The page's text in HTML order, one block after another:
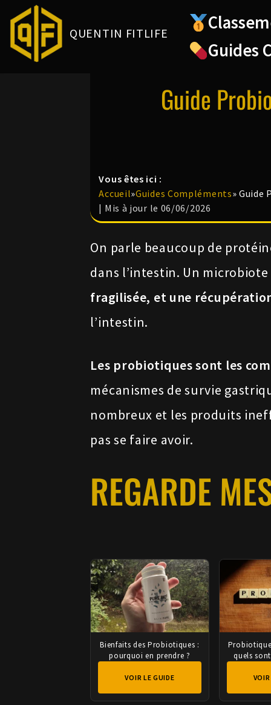
Aller
QUENTIN FITLIFE
Guides
Guide
Vous êtes ici :
Accueil»Guides Compléments» Guide
| Mis à jour le 06/06/2026
On parle beaucoup de
dans l’intestin. Un
fragilisée, et une
l’intestin.
Les probiotiques sont les
mécanismes de survie
nombreux et les produits
pas se faire avoir.
REGARDE
Bienfaits des Probiotiques :
pourquoi en prendre ?
VOIR LE GUIDE
quels